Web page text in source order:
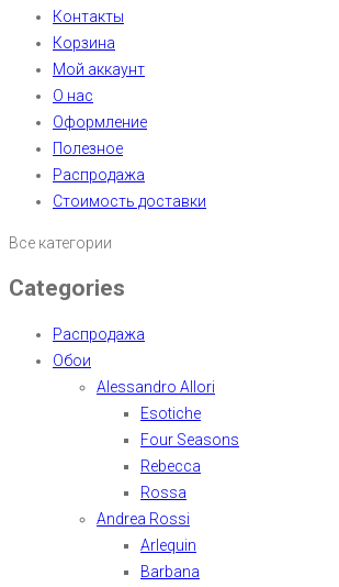
Контакты
Корзина
Мой аккаунт
О нас
Оформление
Полезное
Распродажа
Стоимость доставки
Все категории
Categories
Распродажа
Обои
Alessandro Allori
Esotiche
Four Seasons
Rebecca
Rossa
Andrea Rossi
Arlequin
Barbana